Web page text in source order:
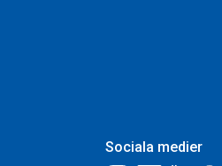
Sociala medier